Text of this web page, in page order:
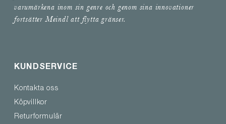
varumärkena inom sin genre och genom sina innovationer
fortsätter Meindl att flytta gränser.
KUNDSERVICE
Kontakta oss
Köpvillkor
Returformulär